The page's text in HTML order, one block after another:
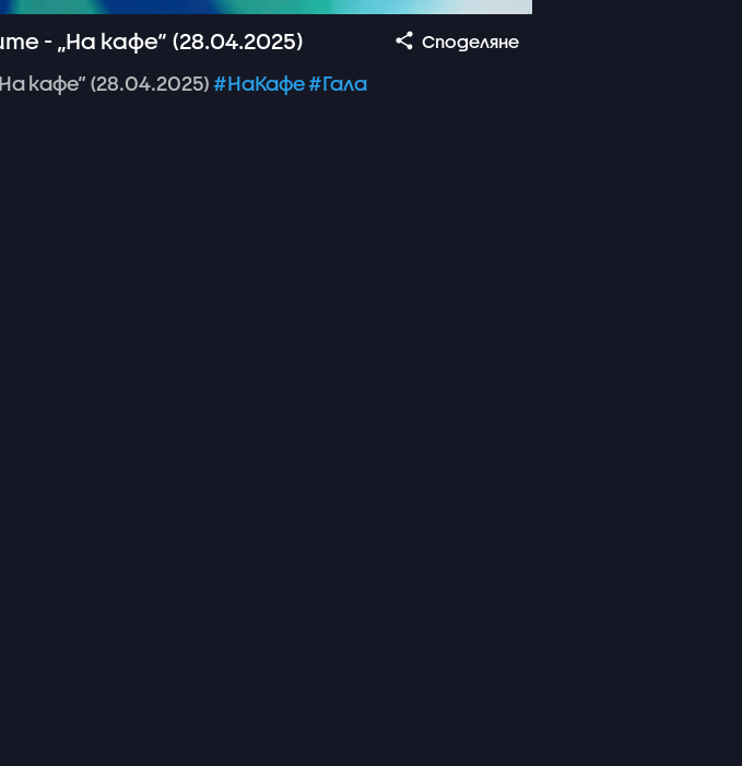
- „На кафе“ (28.04.2025) Споделяне
кафе“ (28.04.2025)#НаКафе#Гала